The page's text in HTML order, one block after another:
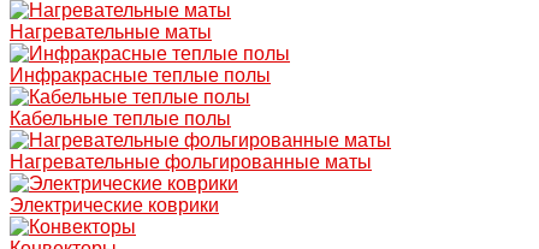
Нагревательные маты
Инфракрасные теплые полы
Кабельные теплые полы
Нагревательные фольгированные маты
Электрические коврики